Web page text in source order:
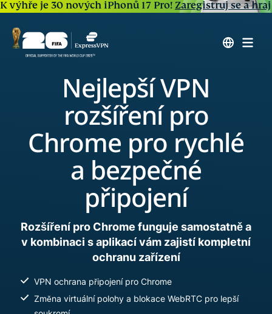
K výhře je 30 nových iPhonů 17 Pro! Zaregistruj se a hraj
Nejlepší VPN
rozšíření pro
Chrome pro rychlé
a bezpečné
připojení
Rozšíření pro Chrome funguje samostatně a
v kombinaci s aplikací vám zajistí kompletní
ochranu zařízení
VPN ochrana připojení pro Chrome
Změna virtuální polohy a blokace WebRTC pro lepší